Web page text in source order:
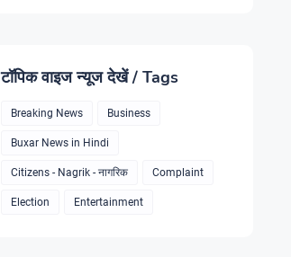
टॉपिक वाइज न्यूज देखें / Tags
Breaking News Business
Buxar News in Hindi
Citizens - Nagrik - नागरिक Complaint
Election Entertainment